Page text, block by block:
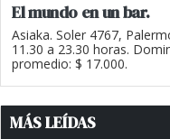
El mundo en un bar.
Asiaka. Soler 4767,
11.30 a 23.30 horas.
promedio: $ 17.000.
MÁS LEÍDAS